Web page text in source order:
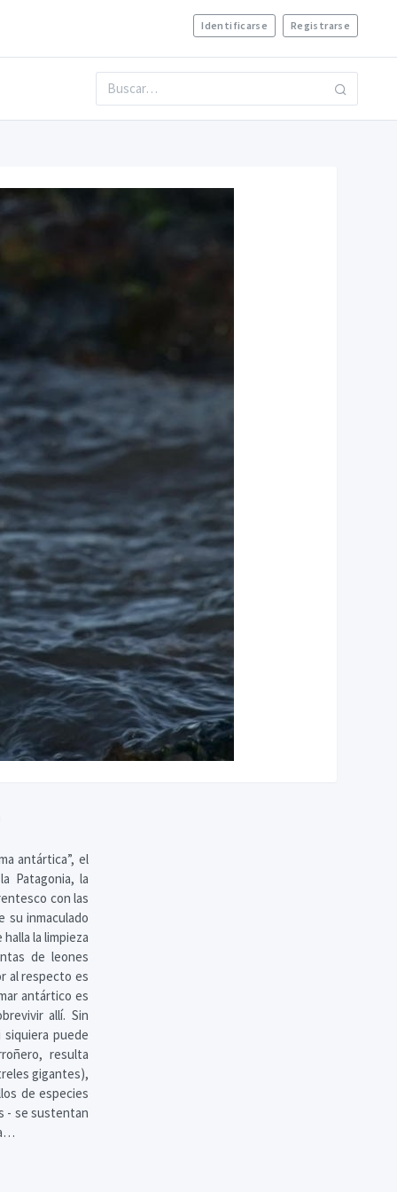
Identificarse Registrarse
antártica”, el
Patagonia, la
con las
su inmaculado
la limpieza
de leones
al respecto es
antártico es
allí. Sin
puede
resulta
gigantes),
de especies
- se sustentan